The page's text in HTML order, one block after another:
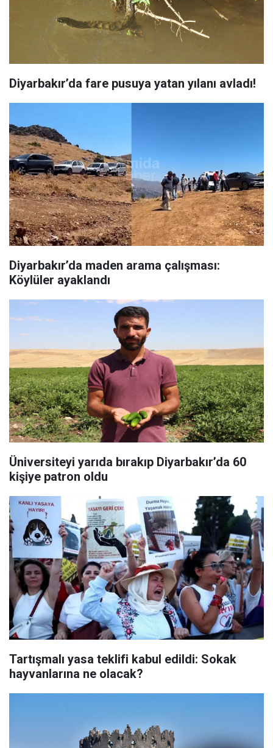
Diyarbakır’da fare pusuya yatan yılanı avladı!
Diyarbakır’da maden arama çalışması:
Köylüler ayaklandı
Üniversiteyi yarıda bırakıp Diyarbakır’da 60
kişiye patron oldu
Tartışmalı yasa teklifi kabul edildi: Sokak
hayvanlarına ne olacak?